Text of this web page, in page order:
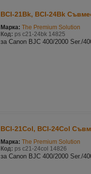
BCI-21Bk, BCI-24Bk
Марка: The Premium Solution
Код: ps c21-24bk 14825
за Canon BJC 400/2000 Ser./
BCI-21Col, BCI-24Col
Марка: The Premium Solution
Код: ps c21-24col 14826
за Canon BJC 400/2000 Ser./